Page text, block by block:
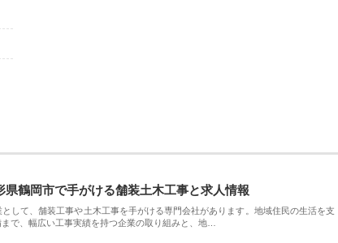
鶴岡市で手がける舗装土木工事と求人情報
して、舗装工事や土木工事を手がける専門会社があります。地域住民の生活を支
で、幅広い工事実績を持つ企業の取り組みと、地…